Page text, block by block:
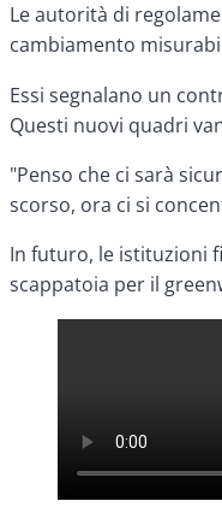
Le autorità di
cambiamento
Essi segnalano un
Questi nuovi quadri
"Penso che ci sarà
scorso, ora ci si
In futuro, le istituzioni
scappatoia per il